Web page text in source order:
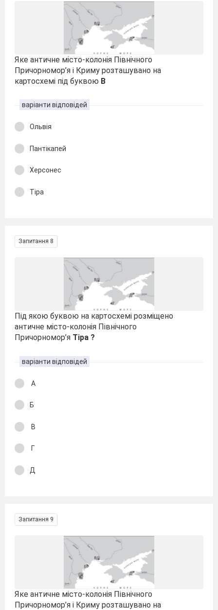
Яке античне місто-колонія Північного
Причорномор’я і Криму розташувано на
картосхемі під буквою В
варіанти відповідей
Ольвія
Пантікапей
Херсонес
Тіра
Запитання 8
Під якою буквою на картосхемі розміщено
античне місто-колонія Північного
Причорномор’я Тіра ?
варіанти відповідей
А
Б
В
Г
Д
Запитання 9
Яке античне місто-колонія Північного
Причорномор’я і Криму розташувано на